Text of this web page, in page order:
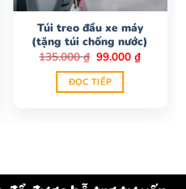
Túi treo đầu xe máy
(tặng túi chống nước)
135.000₫ Giá
gốc
là:
135.000 ₫.
99.000₫Giá
ĐỌC TIẾP